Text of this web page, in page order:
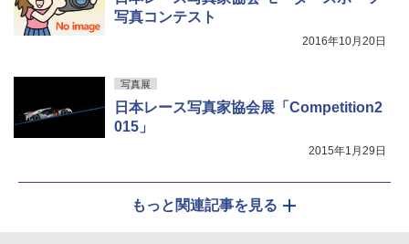
写真コンテスト
2016年10月20日
写真展
日本レース写真家協会展「Competition2
015」
2015年1月29日
もっと関連記事を見る